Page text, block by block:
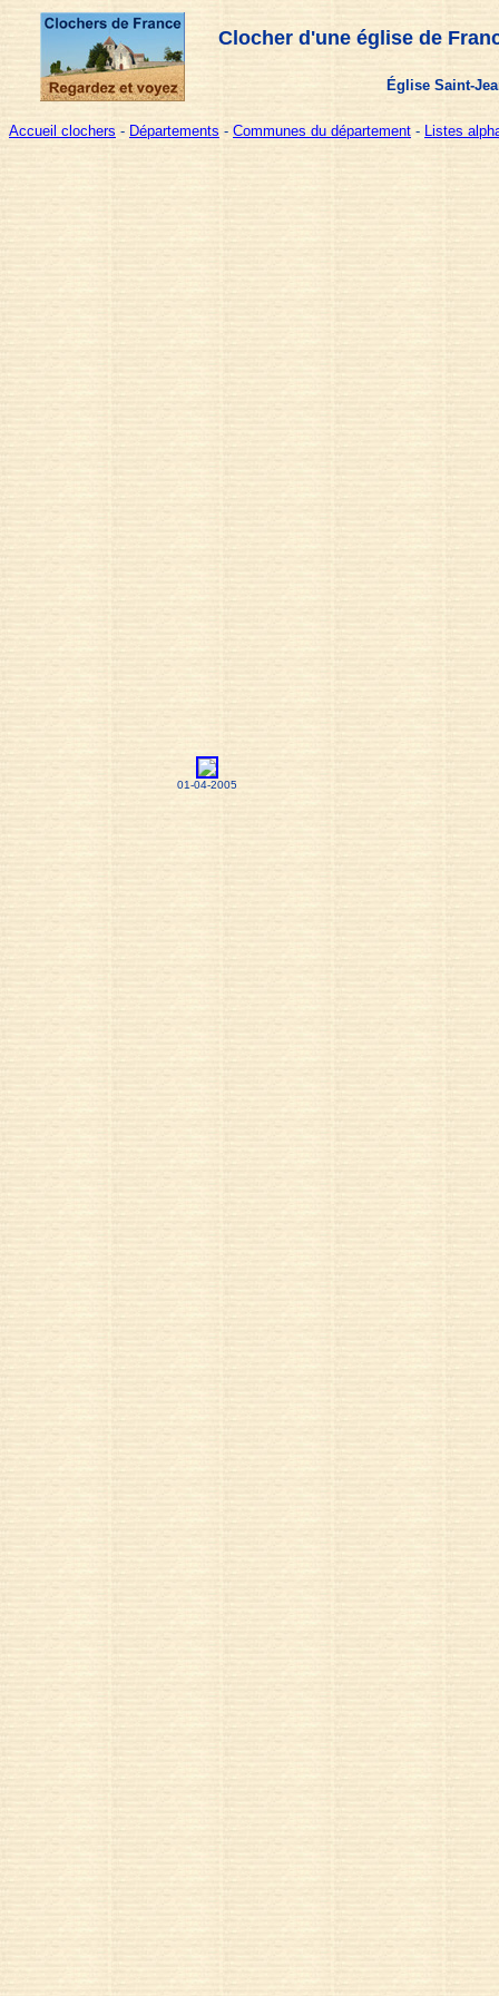
Clocher d'une église de
Église Saint-
Accueil clochers - Départements - Communes du département - Listes
01-04-2005